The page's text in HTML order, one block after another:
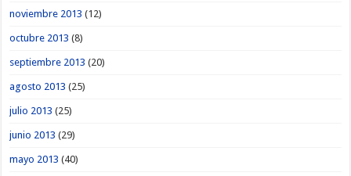
noviembre 2013 (12)
octubre 2013 (8)
septiembre 2013 (20)
agosto 2013 (25)
julio 2013 (25)
junio 2013 (29)
mayo 2013 (40)